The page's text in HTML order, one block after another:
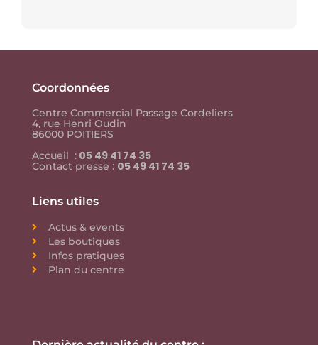
Coordonnées
Centre Commercial Passage Cordeliers
4, rue Henri Oudin
86000 POITIERS
Accueil : 05 49 41 74 35
Contact presse : 05 49 41 74 35
Liens utiles
Actus & events
Les boutiques
Infos pratiques
Plan du centre